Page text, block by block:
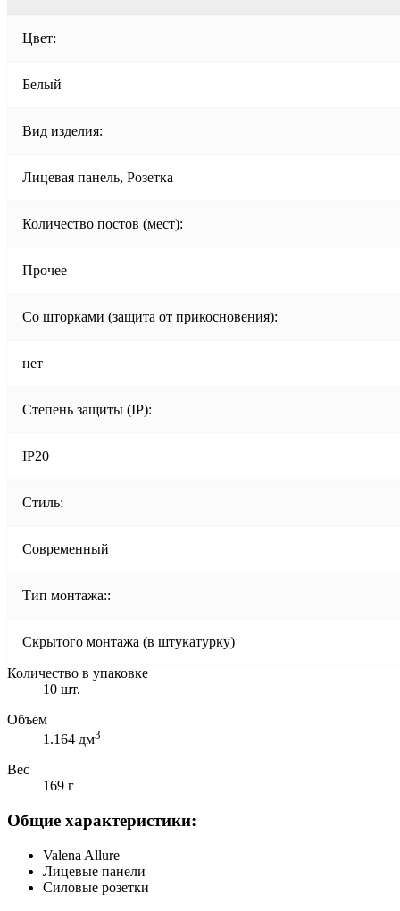
Цвет:
Белый
Вид изделия:
Лицевая панель, Розетка
Количество постов (мест):
Прочее
Со шторками (защита от прикосновения):
нет
Степень защиты (IP):
IP20
Стиль:
Современный
Тип монтажа::
Скрытого монтажа (в штукатурку)
Количество в упаковке
10 шт.
Объем
1.164 дм3
Вес
169 г
Общие характеристики:
Valena Allure
Лицевые панели
Силовые розетки